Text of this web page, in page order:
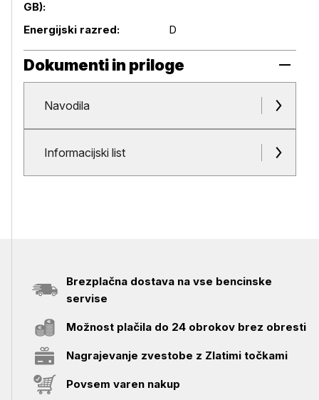
GB):
Energijski razred: D
Dokumenti in priloge
Navodila
Informacijski list
Brezplačna dostava na vse bencinske
servise
Možnost plačila do 24 obrokov brez obresti
Nagrajevanje zvestobe z Zlatimi točkami
Povsem varen nakup